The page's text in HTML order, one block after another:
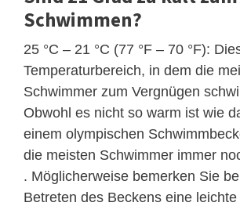
Schwimmen?
25 °C – 21 °C (77 °F – 70 °F):
Temperaturbereich, in dem die
Schwimmer zum Vergnügen
Obwohl es nicht so warm ist wie
einem olympischen
die meisten Schwimmer immer
. Möglicherweise bemerken Sie
Betreten des Beckens eine